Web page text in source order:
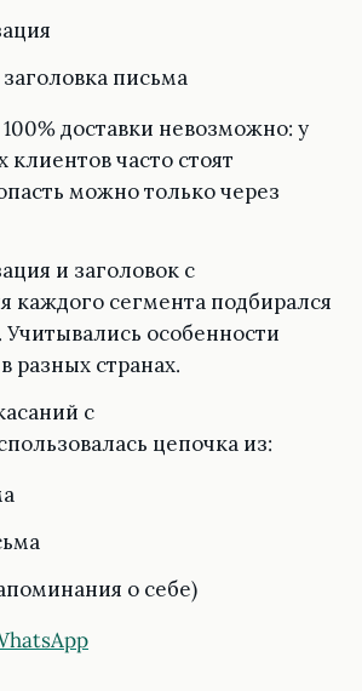
письма
доставки невозможно: у
клиентов часто стоят
можно только через
и заголовок с
каждого сегмента подбирался
особенности
разных странах.
с
цепочка из:
о себе)